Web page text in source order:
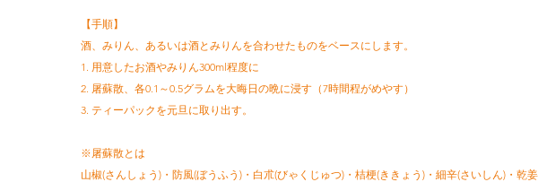
【手順】
酒、みりん、あるいは酒とみりんを合わせたものをベースにします。
1. 用意したお酒やみりん300ml程度に
2. 屠蘇散、各0.1～0.5グラムを大晦日の晩に浸す（7時間程がめやす）
3. ティーパックを元旦に取り出す。
※屠蘇散とは
山椒(さんしょう)・防風(ぼうふう)・白朮(びゃくじゅつ)・桔梗(ききょう)・細辛(さいしん)・乾